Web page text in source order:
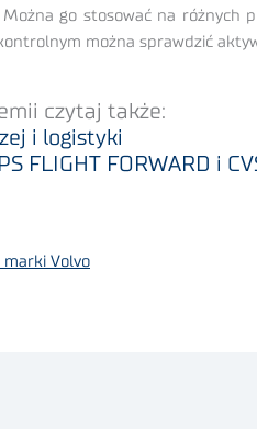
go stosować na różnych
można sprawdzić
czytaj także:
i logistyki
FLIGHT FORWARD i
Volvo